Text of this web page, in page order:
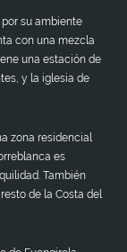
su ambiente
con una mezcla
una estación de
y la iglesia de
zona residencial
es
También
de la Costa del